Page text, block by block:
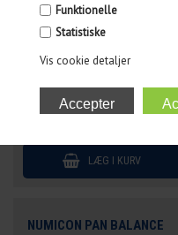
Funktionelle
Statistiske
Vis cookie detaljer
699,00 DKK
NUMICON PAN BALANCE